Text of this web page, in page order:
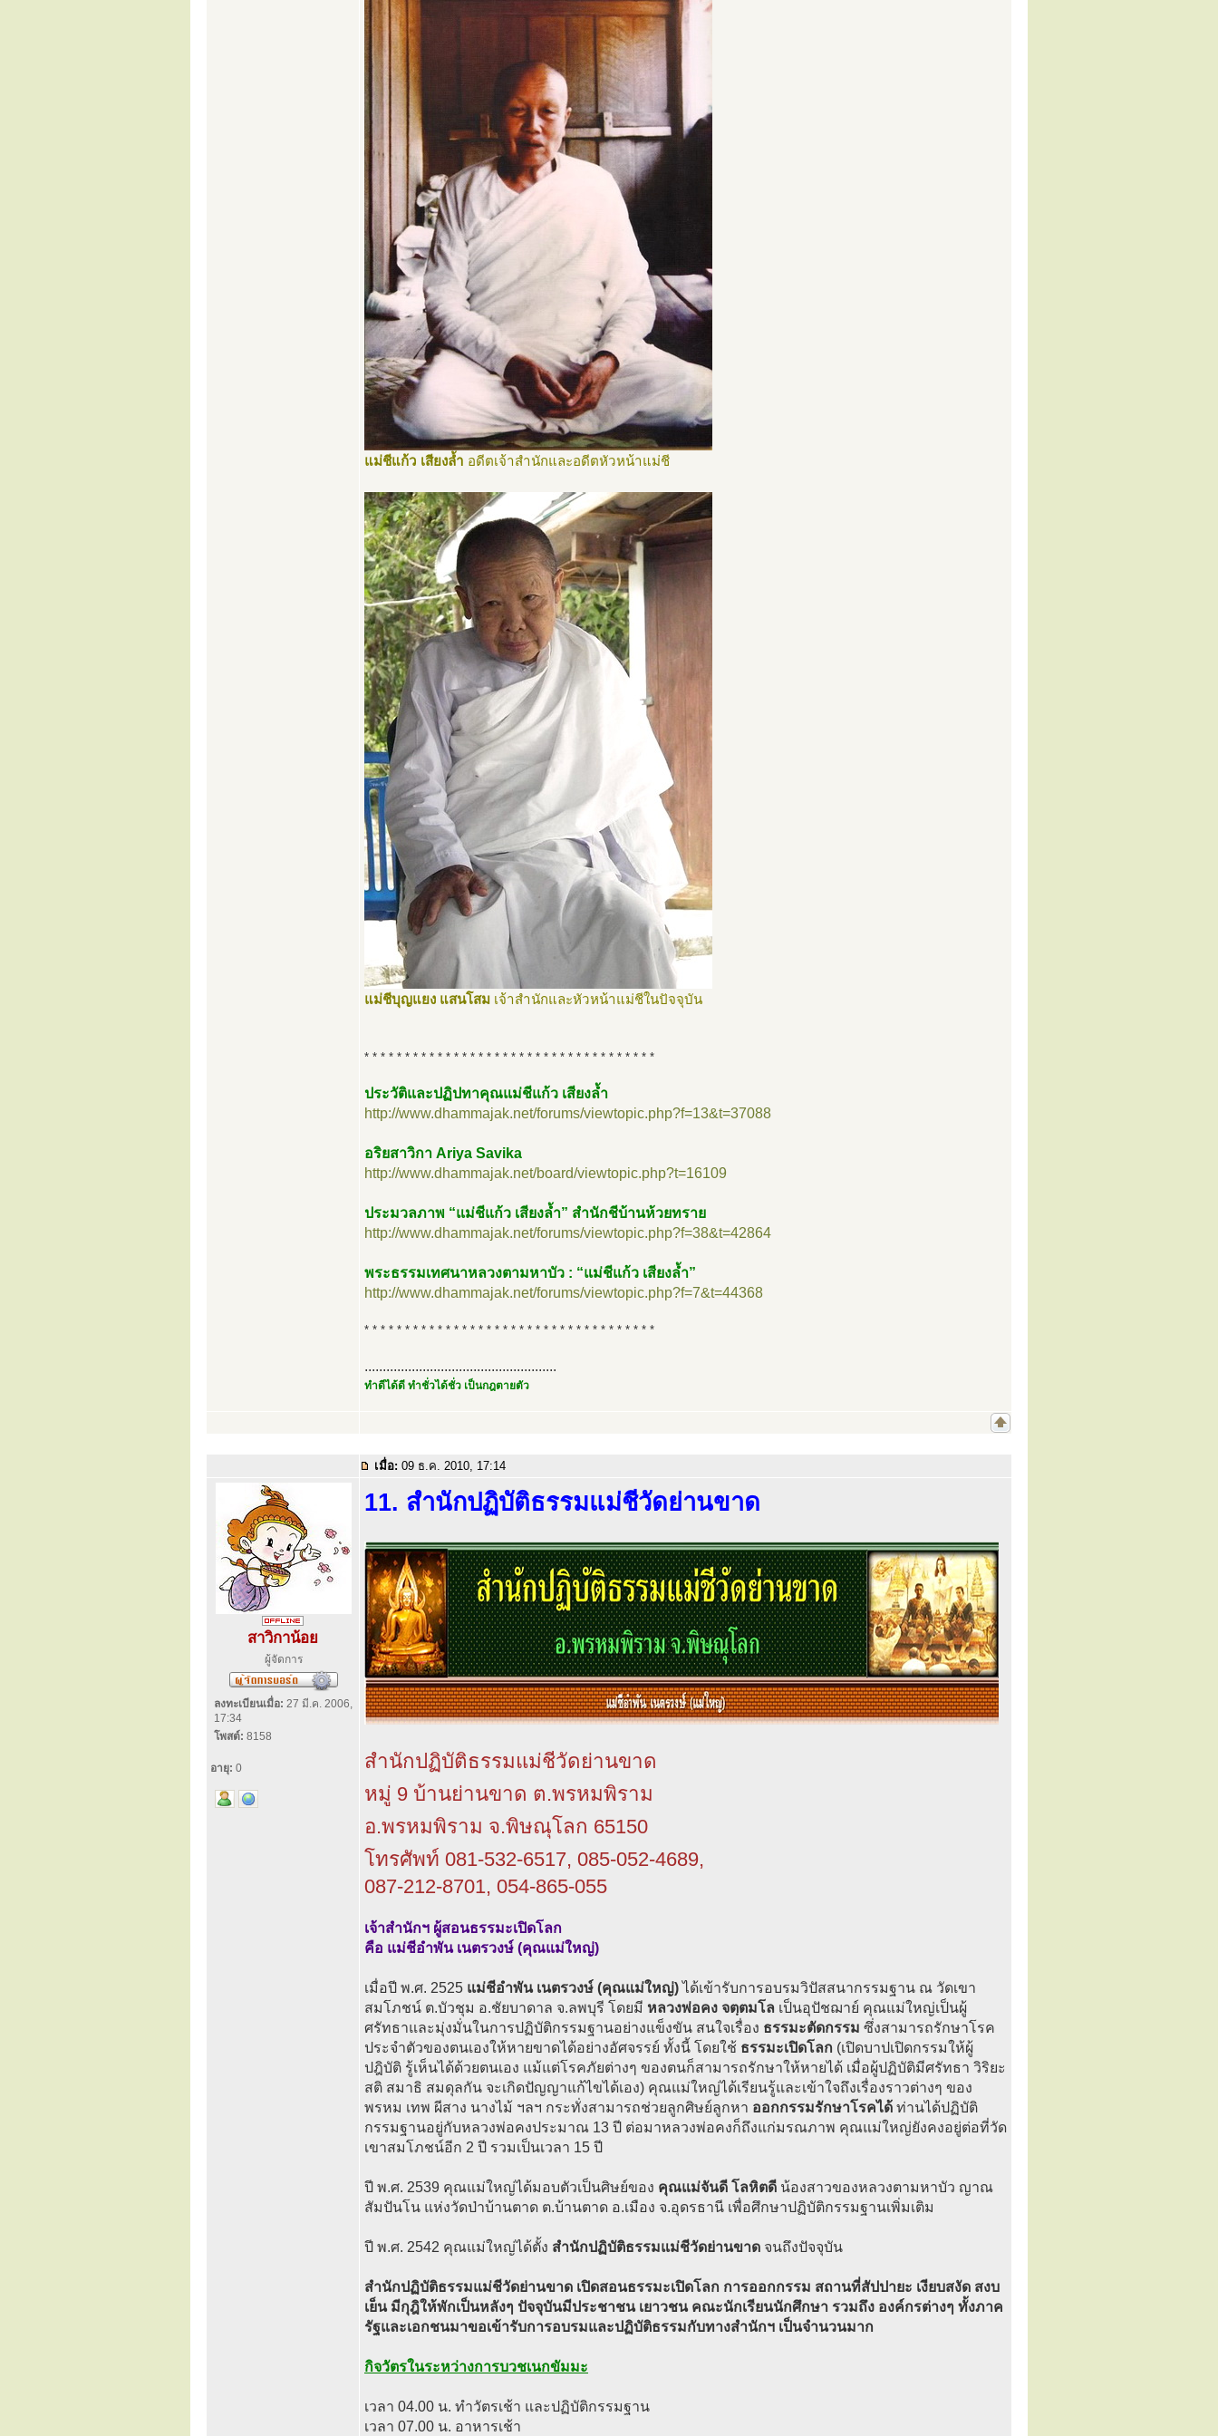
แม่ชีแก้ว เสียงล้ำ อดีตเจ้าสำนักและอดีตหัวหน้าแม่ชี
แม่ชีบุญแยง แสนโสม เจ้าสำนักและหัวหน้าแม่ชีในปัจจุบัน
* * * * * * * * * * * * * * * * * * * * * * * * * * * * * * * * * * * *
ประวัติและปฏิปทาคุณแม่ชีแก้ว เสียงล้ำ
http://www.dhammajak.net/forums/viewtopic.php?f=13&t=37088
อริยสาวิกา Ariya Savika
http://www.dhammajak.net/board/viewtopic.php?t=16109
ประมวลภาพ “แม่ชีแก้ว เสียงล้ำ” สำนักชีบ้านห้วยทราย
http://www.dhammajak.net/forums/viewtopic.php?f=38&t=42864
พระธรรมเทศนาหลวงตามหาบัว : “แม่ชีแก้ว เสียงล้ำ”
http://www.dhammajak.net/forums/viewtopic.php?f=7&t=44368
* * * * * * * * * * * * * * * * * * * * * * * * * * * * * * * * * * * *
.....................................................
ทำดีได้ดี ทำชั่วได้ชั่ว เป็นกฎตายตัว
เมื่อ: 09 ธ.ค. 2010, 17:14
สาวิกาน้อย
ผู้จัดการ
ลงทะเบียนเมื่อ: 27 มี.ค. 2006,
17:34
โพสต์: 8158
อายุ: 0
11. สำนักปฏิบัติธรรมแม่ชีวัดย่านขาด
สำนักปฏิบัติธรรมแม่ชีวัดย่านขาด
หมู่ 9 บ้านย่านขาด ต.พรหมพิราม
อ.พรหมพิราม จ.พิษณุโลก 65150
โทรศัพท์ 081-532-6517, 085-052-4689,
087-212-8701, 054-865-055
เจ้าสำนักฯ ผู้สอนธรรมะเปิดโลก
คือ แม่ชีอำพัน เนตรวงษ์ (คุณแม่ใหญ่)
เมื่อปี พ.ศ. 2525 แม่ชีอำพัน เนตรวงษ์ (คุณแม่ใหญ่)ได้เข้ารับการอบรมวิปัสสนากรรมฐาน ณ วัดเขา
สมโภชน์ ต.บัวชุม อ.ชัยบาดาล จ.ลพบุรี โดยมี หลวงพ่อคง จตฺตมโล เป็นอุปัชฌาย์ คุณแม่ใหญ่เป็นผู้
ศรัทธาและมุ่งมั่นในการปฏิบัติกรรมฐานอย่างแข็งขัน สนใจเรื่อง ธรรมะตัดกรรม ซึ่งสามารถรักษาโรค
ประจำตัวของตนเองให้หายขาดได้อย่างอัศจรรย์ ทั้งนี้ โดยใช้ ธรรมะเปิดโลก (เปิดบาปเปิดกรรมให้ผู้
ปฎิบัติ รู้เห็นได้ด้วยตนเอง แม้แต่โรคภัยต่างๆ ของตนก็สามารถรักษาให้หายได้ เมื่อผู้ปฏิบัติมีศรัทธา วิริยะ
สติ สมาธิ สมดุลกัน จะเกิดปัญญาแก้ไขได้เอง) คุณแม่ใหญ่ได้เรียนรู้และเข้าใจถึงเรื่องราวต่างๆ ของ
พรหม เทพ ผีสาง นางไม้ ฯลฯ กระทั่งสามารถช่วยลูกศิษย์ลูกหา ออกกรรมรักษาโรคได้ ท่านได้ปฏิบัติ
กรรมฐานอยู่กับหลวงพ่อคงประมาณ 13 ปี ต่อมาหลวงพ่อคงก็ถึงแก่มรณภาพ คุณแม่ใหญ่ยังคงอยู่ต่อที่วัด
เขาสมโภชน์อีก 2 ปี รวมเป็นเวลา 15 ปี
ปี พ.ศ. 2539 คุณแม่ใหญ่ได้มอบตัวเป็นศิษย์ของ คุณแม่จันดี โลหิตดี น้องสาวของหลวงตามหาบัว ญาณ
สัมปันโน แห่งวัดป่าบ้านตาด ต.บ้านตาด อ.เมือง จ.อุดรธานี เพื่อศึกษาปฏิบัติกรรมฐานเพิ่มเติม
ปี พ.ศ. 2542 คุณแม่ใหญ่ได้ตั้ง สำนักปฏิบัติธรรมแม่ชีวัดย่านขาด จนถึงปัจจุบัน
สำนักปฏิบัติธรรมแม่ชีวัดย่านขาด เปิดสอนธรรมะเปิดโลก การออกกรรม สถานที่สัปปายะ เงียบสงัด สงบ
เย็น มีกุฎิให้พักเป็นหลังๆ ปัจจุบันมีประชาชน เยาวชน คณะนักเรียนนักศึกษา รวมถึง องค์กรต่างๆ ทั้งภาค
รัฐและเอกชนมาขอเข้ารับการอบรมและปฏิบัติธรรมกับทางสำนักฯ เป็นจำนวนมาก
กิจวัตรในระหว่างการบวชเนกขัมมะ
เวลา 04.00 น. ทำวัตรเช้า และปฏิบัติกรรมฐาน
เวลา 07.00 น. อาหารเช้า